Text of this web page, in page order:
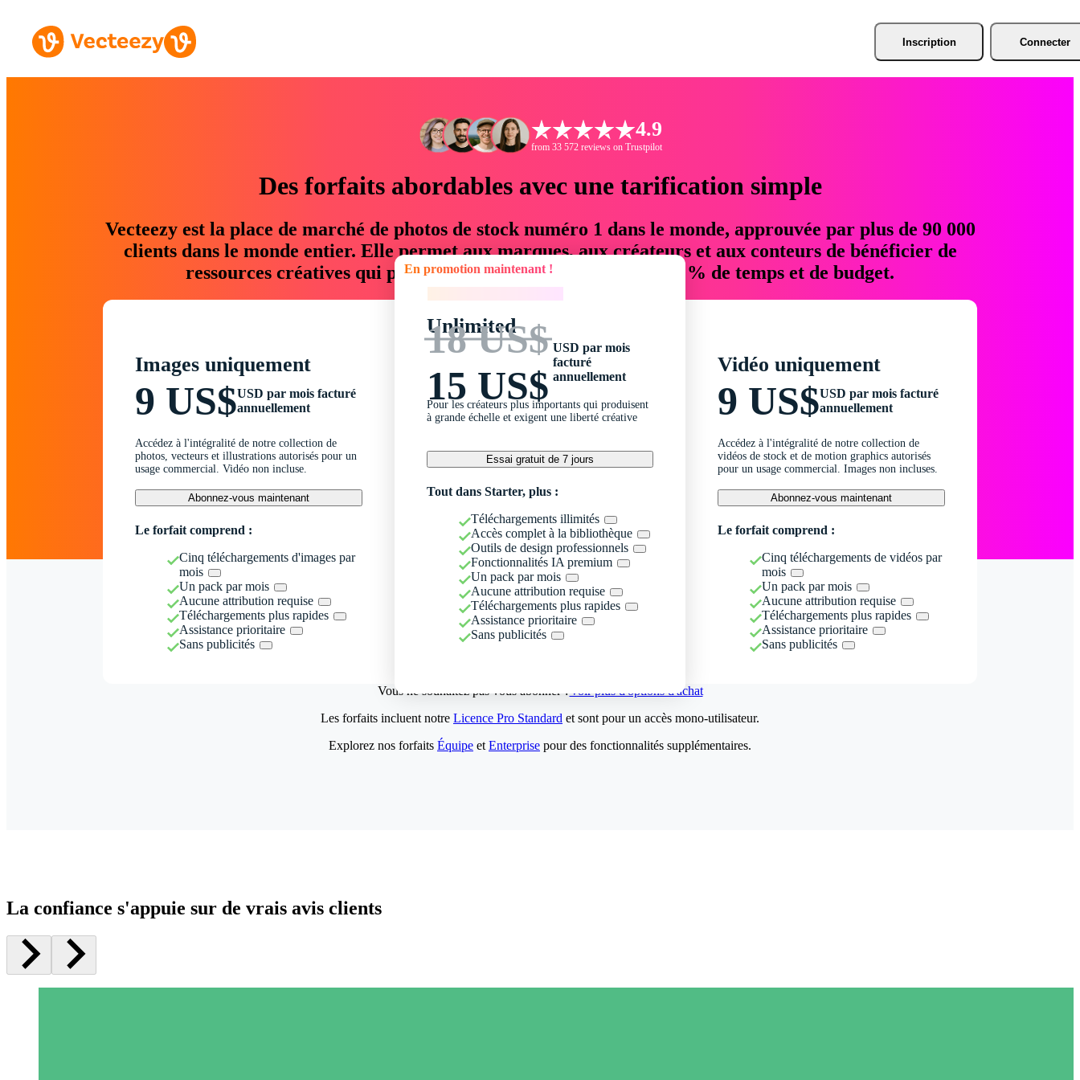
Inscription Connecter
4.9
from 33 572 reviews on Trustpilot
Des forfaits abordables avec une tarification simple
Vecteezy est la place de marché de photos de stock numéro 1 dans le monde, approuvée par plus de 90 000
clients dans le monde entier. Elle permet aux marques, aux créateurs et aux conteurs de bénéficier de
ressources créatives qui permettent d'économiser jusqu'à 76 % de temps et de budget.
Images uniquement
9 US$USD par mois facturé
annuellement
Accédez à l'intégralité de notre collection de
photos, vecteurs et illustrations autorisés pour un
usage commercial. Vidéo non incluse.
Abonnez-vous maintenant
Le forfait comprend :
Cinq téléchargements d'images par
mois
Un pack par mois
Aucune attribution requise
Téléchargements plus rapides
Assistance prioritaire
Sans publicités
En promotion maintenant !
Unlimited
18 US$
15 US$
USD par mois
facturé
annuellement
Pour les créateurs plus importants qui produisent
à grande échelle et exigent une liberté créative
Essai gratuit de 7 jours
Tout dans Starter, plus :
Téléchargements illimités
Accès complet à la bibliothèque
Outils de design professionnels
Fonctionnalités IA premium
Un pack par mois
Aucune attribution requise
Téléchargements plus rapides
Assistance prioritaire
Sans publicités
Vidéo uniquement
9 US$USD par mois facturé
annuellement
Accédez à l'intégralité de notre collection de
vidéos de stock et de motion graphics autorisés
pour un usage commercial. Images non incluses.
Abonnez-vous maintenant
Le forfait comprend :
Cinq téléchargements de vidéos par
mois
Un pack par mois
Aucune attribution requise
Téléchargements plus rapides
Assistance prioritaire
Sans publicités
Vous ne souhaitez pas vous abonner ?Voir plus d'options d'achat
Les forfaits incluent notre Licence Pro Standard et sont pour un accès mono-utilisateur.
Explorez nos forfaits Équipe et Enterprise pour des fonctionnalités supplémentaires.
La confiance s'appuie sur de vrais avis clients